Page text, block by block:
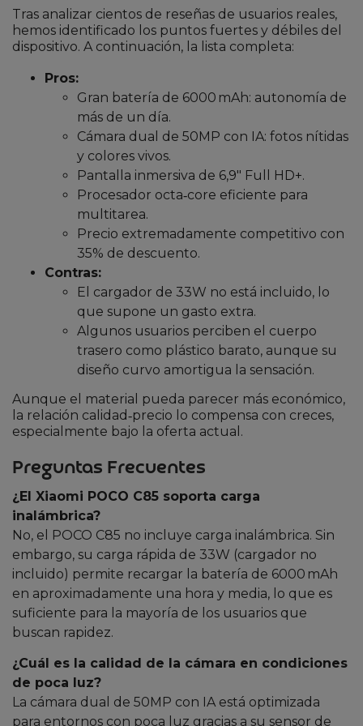
Tras analizar cientos de reseñas de usuarios reales,
hemos identificado los puntos fuertes y débiles del
dispositivo. A continuación, la lista completa:
Pros:
Gran batería de 6000 mAh: autonomía de
más de un día.
Cámara dual de 50MP con IA: fotos nítidas
y colores vivos.
Pantalla inmersiva de 6,9″ Full HD+.
Procesador octa‑core eficiente para
multitarea.
Precio extremadamente competitivo con
35% de descuento.
Contras:
El cargador de 33W no está incluido, lo
que supone un gasto extra.
Algunos usuarios perciben el cuerpo
trasero como plástico barato, aunque su
diseño curvo amortigua la sensación.
Aunque el material pueda parecer más económico,
la relación calidad‑precio lo compensa con creces,
especialmente bajo la oferta actual.
Preguntas Frecuentes
¿El Xiaomi POCO C85 soporta carga
inalámbrica?
No, el POCO C85 no incluye carga inalámbrica. Sin
embargo, su carga rápida de 33W (cargador no
incluido) permite recargar la batería de 6000 mAh
en aproximadamente una hora y media, lo que es
suficiente para la mayoría de los usuarios que
buscan rapidez.
¿Cuál es la calidad de la cámara en condiciones
de poca luz?
La cámara dual de 50MP con IA está optimizada
para entornos con poca luz gracias a su sensor de